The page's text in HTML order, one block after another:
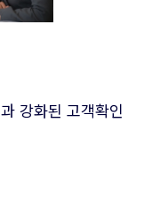
강화된 고객확인